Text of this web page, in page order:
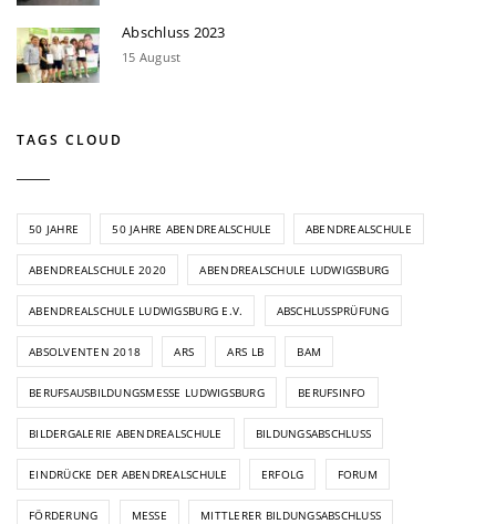
Abschluss 2023
15 August
TAGS CLOUD
50 JAHRE 50 JAHRE ABENDREALSCHULE ABENDREALSCHULE
ABENDREALSCHULE 2020 ABENDREALSCHULE LUDWIGSBURG
ABENDREALSCHULE LUDWIGSBURG E.V. ABSCHLUSSPRÜFUNG
ABSOLVENTEN 2018 ARS ARS LB BAM
BERUFSAUSBILDUNGSMESSE LUDWIGSBURG BERUFSINFO
BILDERGALERIE ABENDREALSCHULE BILDUNGSABSCHLUSS
EINDRÜCKE DER ABENDREALSCHULE ERFOLG FORUM
FÖRDERUNG MESSE MITTLERER BILDUNGSABSCHLUSS